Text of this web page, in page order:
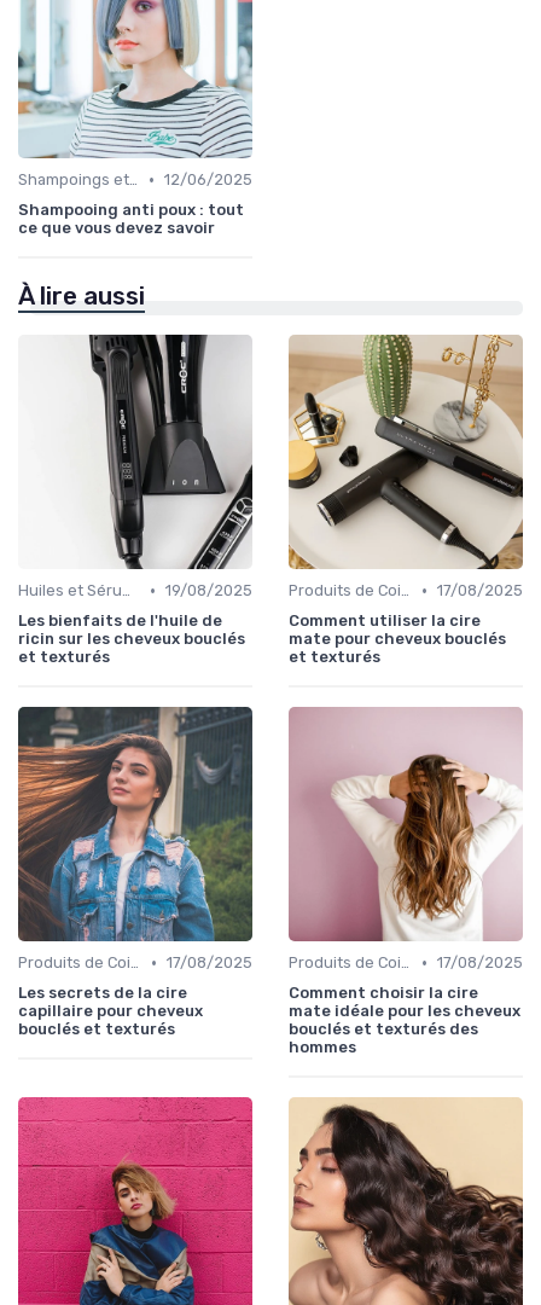
Shampoings et Après-Shampoings • 12/06/2025
Shampooing anti poux : tout
ce que vous devez savoir
À lire aussi
Huiles et Sérums • 19/08/2025
Les bienfaits de l'huile de
ricin sur les cheveux bouclés
et texturés
Produits de Coiffage • 17/08/2025
Comment utiliser la cire
mate pour cheveux bouclés
et texturés
Produits de Coiffage • 17/08/2025
Les secrets de la cire
capillaire pour cheveux
bouclés et texturés
Produits de Coiffage • 17/08/2025
Comment choisir la cire
mate idéale pour les cheveux
bouclés et texturés des
hommes